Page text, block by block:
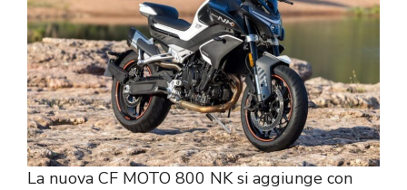
La nuova CF MOTO 800 NK si aggiunge con